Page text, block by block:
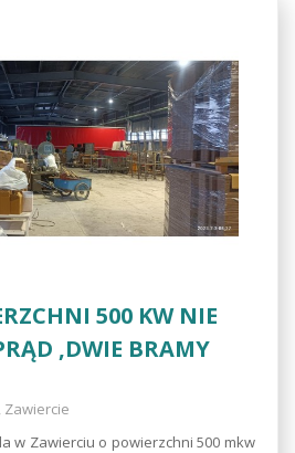
500 KW NIE
,DWIE BRAMY
Zawiercie
w Zawierciu o powierzchni 500 mkw